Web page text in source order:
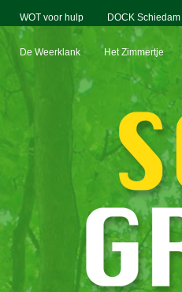
WOT voor hulp DOCK Schiedam
De Weerklank Het Zimmertje